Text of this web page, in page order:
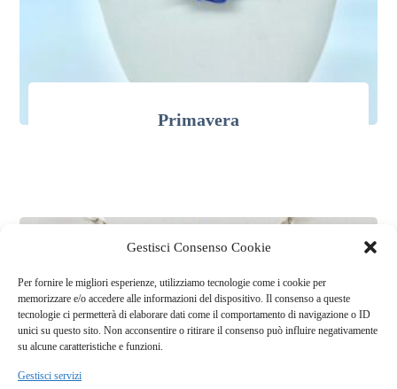
Gestisci Consenso Cookie
Per fornire le migliori esperienze, utilizziamo tecnologie come i cookie per
memorizzare e/o accedere alle informazioni del dispositivo. Il consenso a queste
tecnologie ci permetterà di elaborare dati come il comportamento di navigazione o ID
unici su questo sito. Non acconsentire o ritirare il consenso può influire negativamente
su alcune caratteristiche e funzioni.
Gestisci servizi
Primavera
€